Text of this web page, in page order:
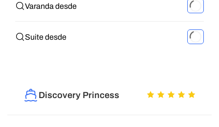
Varanda desde
Suite desde
Discovery Princess